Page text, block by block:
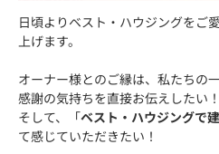
日頃よりベスト・ハウジングをご
上げます。
オーナー様とのご縁は、私たちの
感謝の気持ちを直接お伝えしたい！
そして、「ベスト・ハウジングで
て感じていただきたい！